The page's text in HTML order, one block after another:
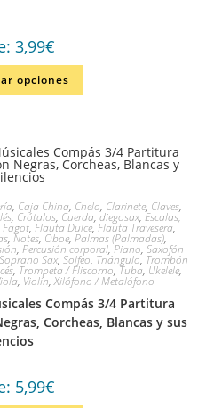
3,99€
opciones
, Caja China, Chelo, Clarinete, Claves,
, Crótalos, Cuerda, diegosax, Escalas,
Fagot, Flauta Dulce,Flauta Travesera,
, Notes, Oboe, Palmas (Palmadas),
, Percusión corporal,Piano, Saxofón
Sax, Solfeo, Triángulo, Trombón
, Trompeta / Fliscorno, Tuba, Ukelele,
, Violín,Xilófono / Metalófono
Compás 3/4 Partitura
Corcheas, Blancas y sus
5,99€